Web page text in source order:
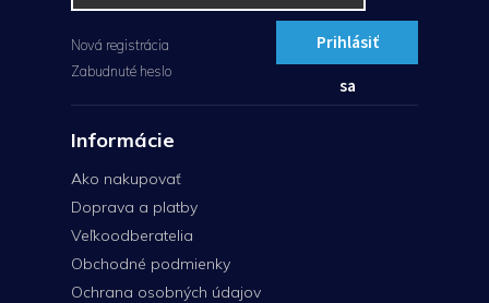
Prihlásiť
sa
Nová registrácia
Zabudnuté heslo
Informácie
Ako nakupovať
Doprava a platby
Veľkoodberatelia
Obchodné podmienky
Ochrana osobných údajov